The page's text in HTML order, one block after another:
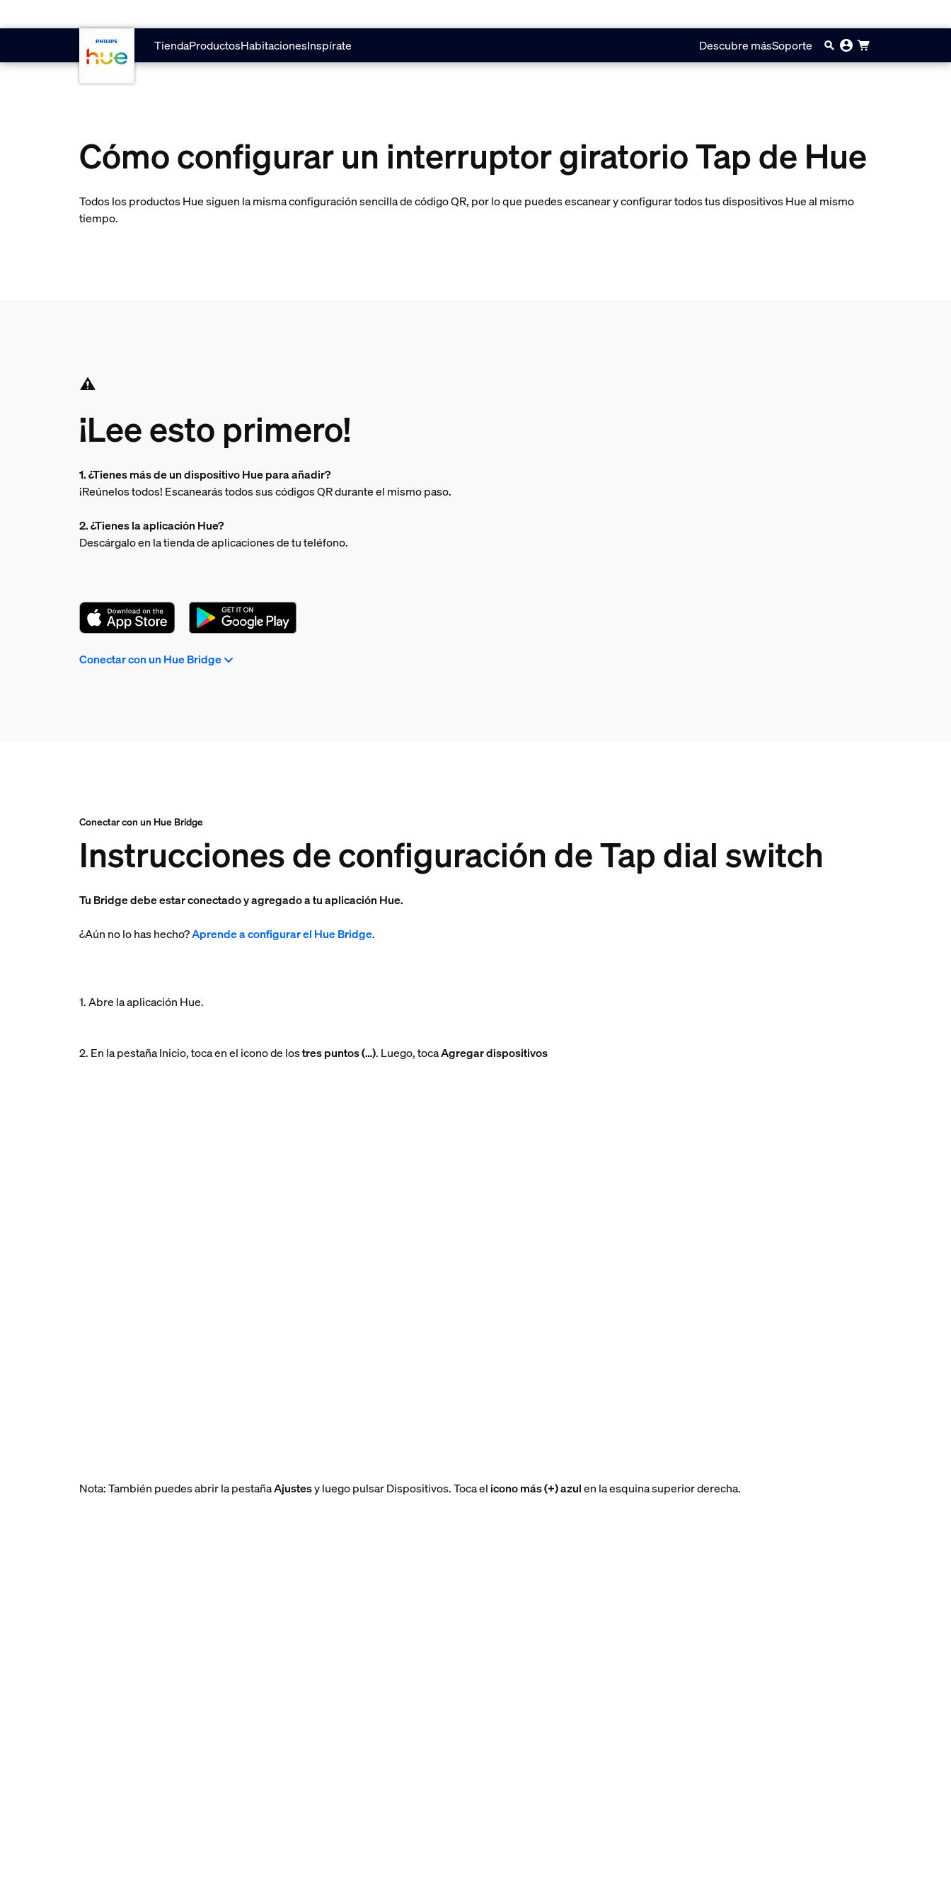
TiendaProductosHabitacionesInspírate Descubre másSoporte
Cómo configurar un interruptor giratorio Tap de Hue
Todos los productos Hue siguen la misma configuración sencilla de código QR, por lo que puedes escanear y configurar todos tus dispositivos Hue al mismo
tiempo.
¡Lee esto primero!
1. ¿Tienes más de un dispositivo Hue para añadir?
¡Reúnelos todos! Escanearás todos sus códigos QR durante el mismo paso.
2. ¿Tienes la aplicación Hue?
Descárgalo en la tienda de aplicaciones de tu teléfono.
Conectar con un Hue Bridge
Conectar con un Hue Bridge
Instrucciones de configuración de Tap dial switch
Tu Bridge debe estar conectado y agregado a tu aplicación Hue.
¿Aún no lo has hecho?Aprende a configurar el Hue Bridge.
1. Abre la aplicación Hue.
2. En la pestaña Inicio, toca en el icono de lostres puntos (…). Luego, tocaAgregar dispositivos
Nota: También puedes abrir la pestañaAjustesy luego pulsar Dispositivos. Toca el icono más (+) azulen la esquina superior derecha.